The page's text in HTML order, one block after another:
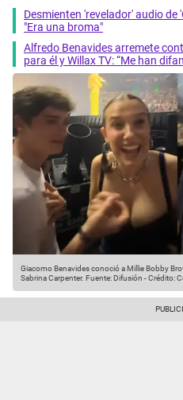
Desmienten 'revelador' audio de
"Era una broma"
Alfredo Benavides arremete
para él y Willax TV: “Me han
Giacomo Benavides conoció a Millie Bobby
Sabrina Carpenter. Fuente: Difusión -Crédito: